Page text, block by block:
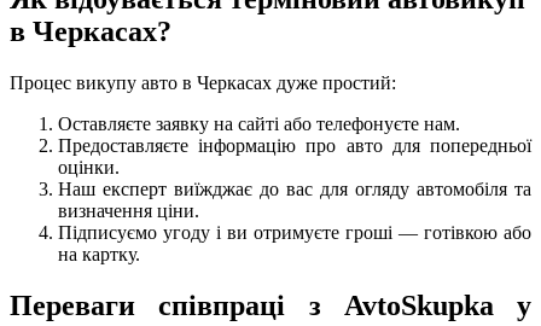
в Черкасах?
Процес викупу авто в Черкасах дуже простий:
Оставляєте заявку на сайті або телефонуєте нам.
Предоставляєте інформацію про авто для попередньої
оцінки.
Наш експерт виїжджає до вас для огляду автомобіля та
визначення ціни.
Підписуємо угоду і ви отримуєте гроші — готівкою або
на картку.
Переваги співпраці з AvtoSkupka у